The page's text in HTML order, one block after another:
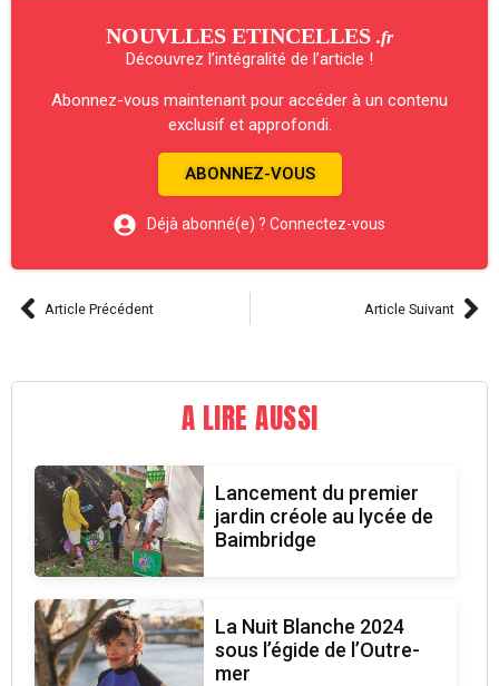
NOUVLLES ETINCELLES .fr
Découvrez l’intégralité de l’article !
Abonnez-vous maintenant pour accéder à un contenu
exclusif et approfondi.
ABONNEZ-VOUS
Déjà abonné(e) ? Connectez-vous
Article Précédent Article Suivant
A LIRE AUSSI
Lancement du premier
jardin créole au lycée de
Baimbridge
La Nuit Blanche 2024
sous l’égide de l’Outre-
mer